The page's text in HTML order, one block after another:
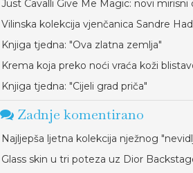
Just Cavalli Give Me Magic: novi mirisni
Vilinska kolekcija vjenčanica Sandre
Knjiga tjedna: "Ova zlatna zemlja"
Krema koja preko noći vraća koži
Knjiga tjedna: "Cijeli grad priča"
Zadnje komentirano
Najljepša ljetna kolekcija nježnog
Glass skin u tri poteza uz Dior